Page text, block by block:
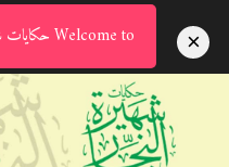
الخميس, Welcome to حكايات شهيرة النجار ×